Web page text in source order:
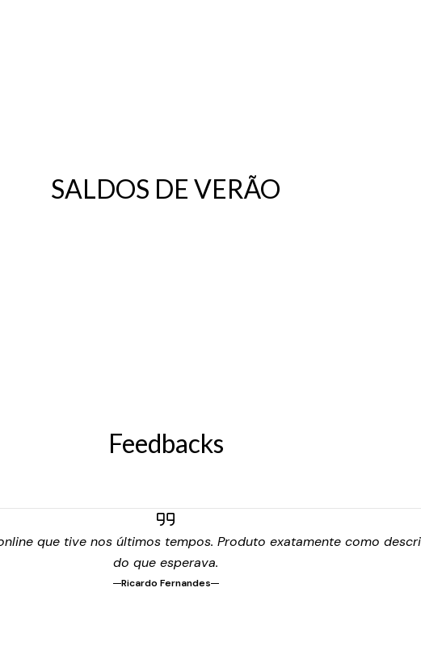
SALDOS DE VERÃO
Feedbacks
que tive nos últimos tempos. Produto exatamente como
do que esperava.
Ricardo Fernandes